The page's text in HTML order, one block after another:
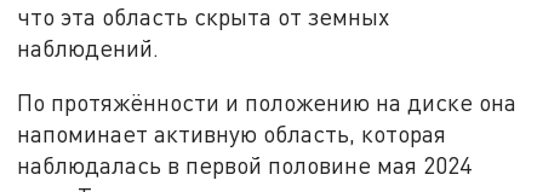
что эта область скрыта от земных
наблюдений.
По протяжённости и положению на диске она
напоминает активную область, которая
наблюдалась в первой половине мая 2024